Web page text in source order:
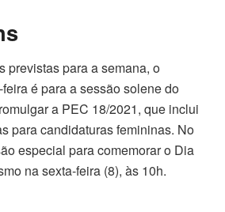
previstas para a semana, o
é para a sessão solene do
a PEC 18/2021, que inclui
para candidaturas femininas. No
especial para comemorar o Dia
na sexta-feira (8), às 10h.